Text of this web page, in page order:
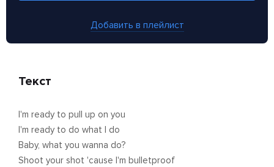
Добавить в плейлист
Текст
I'm ready to pull up on you
I'm ready to do what I do
Baby, what you wanna do?
Shoot your shot 'cause I'm bulletproof